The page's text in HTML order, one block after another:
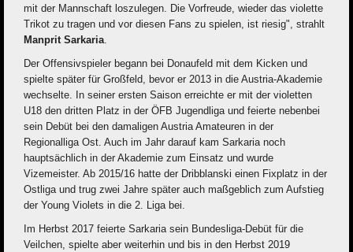
mit der Mannschaft loszulegen. Die Vorfreude, wieder das violette
Trikot zu tragen und vor diesen Fans zu spielen, ist riesig", strahlt
Manprit Sarkaria.
Der Offensivspieler begann bei Donaufeld mit dem Kicken und
spielte später für Großfeld, bevor er 2013 in die Austria-Akademie
wechselte. In seiner ersten Saison erreichte er mit der violetten
U18 den dritten Platz in der ÖFB Jugendliga und feierte nebenbei
sein Debüt bei den damaligen Austria Amateuren in der
Regionalliga Ost. Auch im Jahr darauf kam Sarkaria noch
hauptsächlich in der Akademie zum Einsatz und wurde
Vizemeister. Ab 2015/16 hatte der Dribblanski einen Fixplatz in der
Ostliga und trug zwei Jahre später auch maßgeblich zum Aufstieg
der Young Violets in die 2. Liga bei.
Im Herbst 2017 feierte Sarkaria sein Bundesliga-Debüt für die
Veilchen, spielte aber weiterhin und bis in den Herbst 2019